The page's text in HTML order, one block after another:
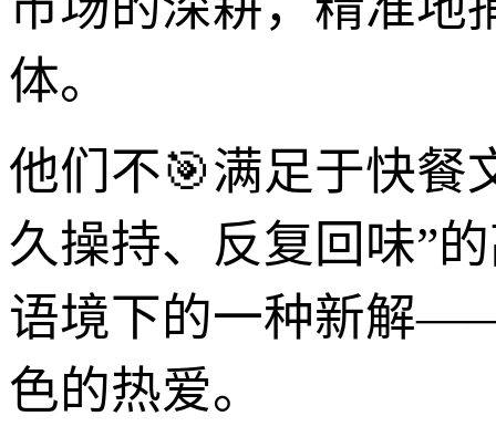
体。
他们不🎯满足于快餐
久操持、反复回味”
语境下的一种新解
色的热爱。